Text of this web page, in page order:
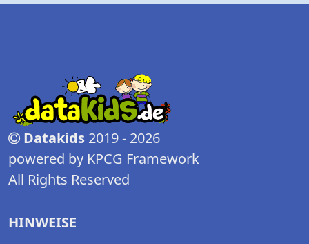
Datakids 2019 - 2026
powered by KPCG Framework
All Rights Reserved
HINWEISE